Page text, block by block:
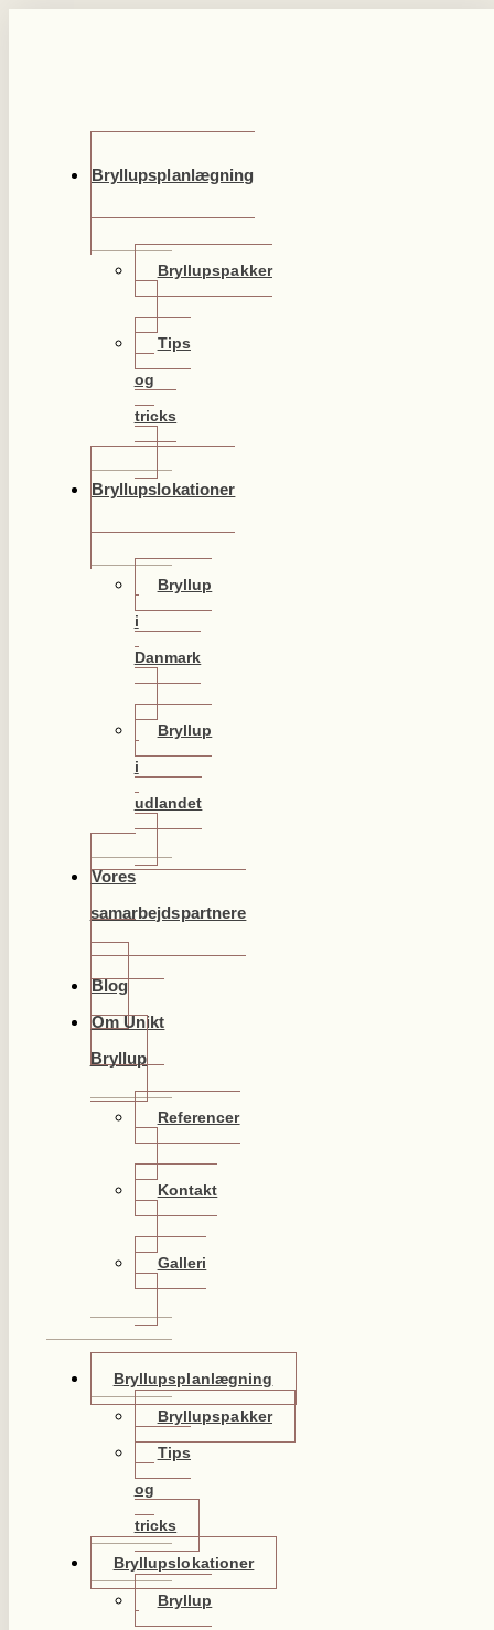
Bryllupsplanlægning
Bryllupspakker
Tips
og
tricks
Bryllupslokationer
Bryllup
i
Danmark
Bryllup
i
udlandet
Vores
samarbejdspartnere
Blog
Om Unikt
Bryllup
Referencer
Kontakt
Galleri
Bryllupsplanlægning
Bryllupspakker
Tips
og
tricks
Bryllupslokationer
Bryllup